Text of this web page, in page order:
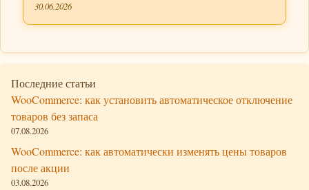
30.06.2026
Последние статьи
WooCommerce: как установить автоматическое отключение
товаров без запаса
07.08.2026
WooCommerce: как автоматически изменять цены товаров
после акции
03.08.2026